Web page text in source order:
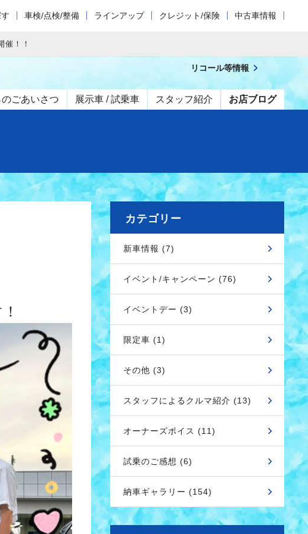
車検/点検/整備 ラインアップ クレジット/保険 中古車情報
！！
ごあいさつ 展示車 / 試乗車 スタッフ紹介 お店ブログ
リコール等情報
カテゴリー
新車情報 (7)
イベント/キャンペーン (76)
イベントデー (3)
限定車 (1)
その他 (3)
スタッフによるクルマ紹介 (13)
オーナーズボイス (11)
試乗のご感想 (6)
納車ギャラリー (154)